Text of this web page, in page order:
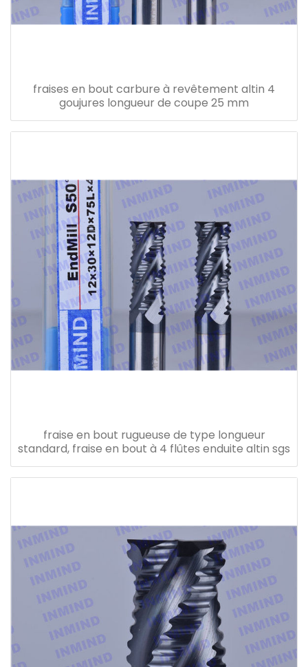
fraises en bout carbure à revêtement altin 4
goujures longueur de coupe 25 mm
fraise en bout rugueuse de type longueur
standard, fraise en bout à 4 flûtes enduite altin sgs